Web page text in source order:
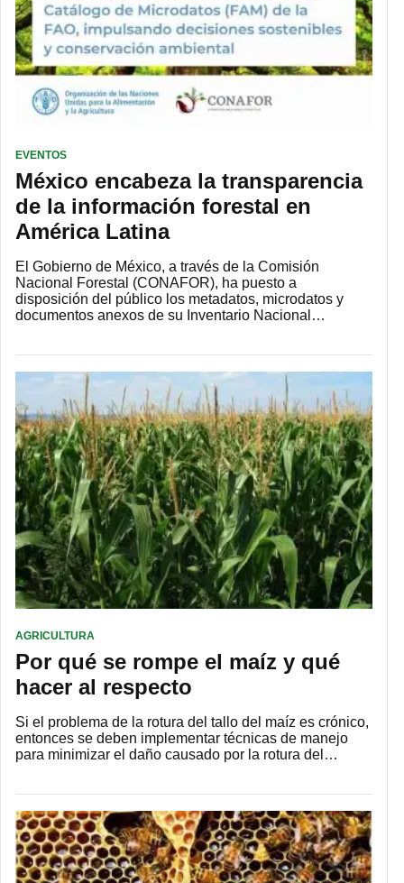
EVENTOS
México encabeza la transparencia
de la información forestal en
América Latina
El Gobierno de México, a través de la Comisión
Nacional Forestal (CONAFOR), ha puesto a
disposición del público los metadatos, microdatos y
documentos anexos de su Inventario Nacional…
AGRICULTURA
Por qué se rompe el maíz y qué
hacer al respecto
Si el problema de la rotura del tallo del maíz es crónico,
entonces se deben implementar técnicas de manejo
para minimizar el daño causado por la rotura del…